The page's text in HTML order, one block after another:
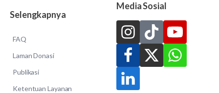
Selengkapnya
FAQ
Laman Donasi
Publikasi
Ketentuan Layanan
Media Sosial